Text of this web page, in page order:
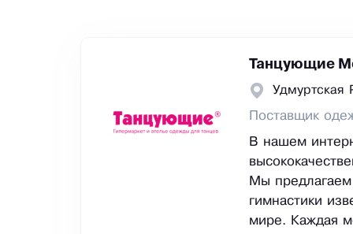
Танцующие
Удмуртская
Поставщик
В нашем
Мы предлагаем
гимнастики
мире. Каждая